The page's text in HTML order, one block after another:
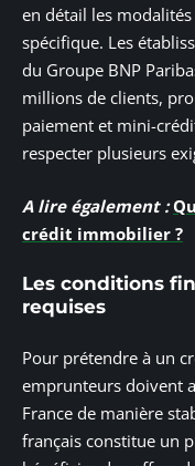
en détail les
spécifique. Les
du Groupe BNP
millions de clients,
paiement et mini-
respecter plusieurs
A lire également :
crédit immobilier ?
Les conditions
requises
Pour prétendre à un
emprunteurs doivent
France de manière
français constitue un